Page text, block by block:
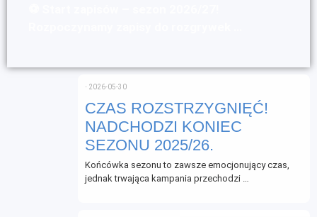
CZAS ROZSTRZYGNIĘĆ!
NADCHODZI KONIEC
SEZONU 2025/26.
⋅ 2026-05-30
Końcówka sezonu to zawsze emocjonujący czas,
jednak trwająca kampania przechodzi …